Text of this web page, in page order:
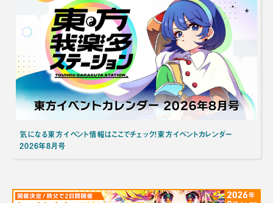
気になる東方イベント情報はここでチェック！東方イベントカレンダー
2026年8月号